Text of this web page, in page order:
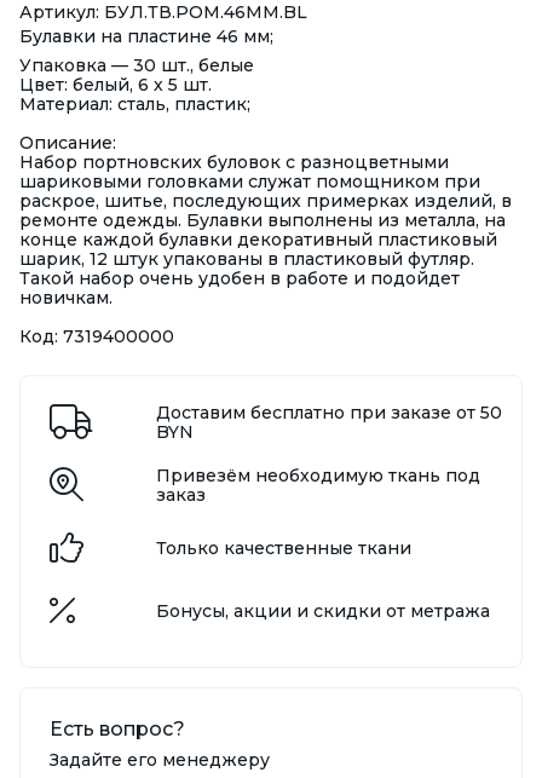
Артикул: БУЛ.ТВ.РОМ.46ММ.BL
Булавки на пластине 46 мм;
Упаковка — 30 шт., белые
Цвет: белый, 6 х 5 шт.
Материал: сталь, пластик;
Описание:
Набор портновских буловок с разноцветными
шариковыми головками служат помощником при
раскрое, шитье, последующих примерках изделий, в
ремонте одежды. Булавки выполнены из металла, на
конце каждой булавки декоративный пластиковый
шарик, 12 штук упакованы в пластиковый футляр.
Такой набор очень удобен в работе и подойдет
новичкам.
Код: 7319400000
Доставим бесплатно при заказе от 50
BYN
Привезём необходимую ткань под
заказ
Только качественные ткани
Бонусы, акции и скидки от метража
Есть вопрос?
Задайте его менеджеру